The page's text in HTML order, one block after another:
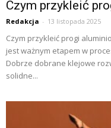
Czym przykleić
Redakcja - 13 listopada 2025
Czym przykleić progi
jest ważnym etapem w
Dobrze dobrane klejowe
solidne...